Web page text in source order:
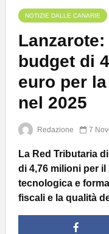
NOTIZIE DALLE CANARIE
budget di
euro per
nel 2025
Redazione 7
La Red Tributaria
di 4,76 milioni per
tecnologica e
fiscali e la qualità